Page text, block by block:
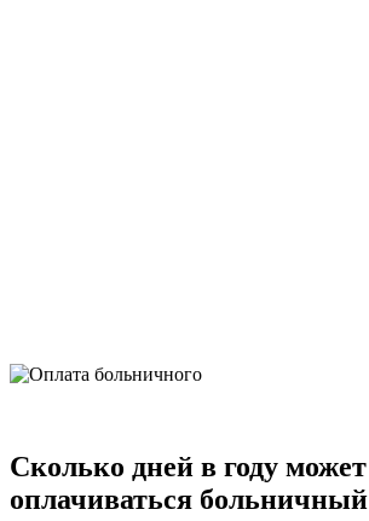
Сколько дней в году может
оплачиваться больничный